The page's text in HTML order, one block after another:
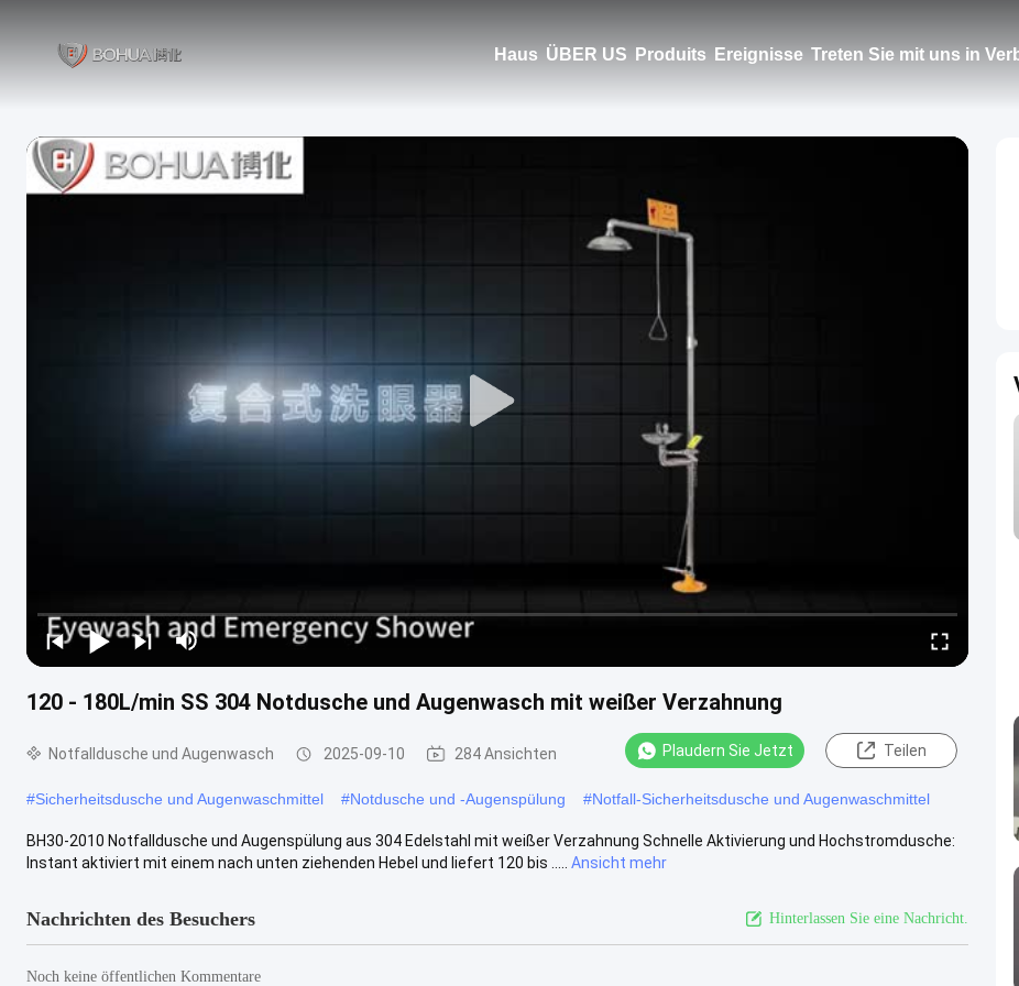
Haus ÜBER US Produits Ereignisse Treten Sie mit uns in
120 - 180L/min SS 304 Notdusche und Augenwasch mit weißer Verzahnung
Notfalldusche und Augenwasch 2025-09-10 284 Ansichten Plaudern Sie Jetzt Teilen
#Sicherheitsdusche und Augenwaschmittel #Notdusche und -Augenspülung #Notfall-Sicherheitsdusche und Augenwaschmittel
BH30-2010 Notfalldusche und Augenspülung aus 304 Edelstahl mit weißer Verzahnung Schnelle Aktivierung und Hochstromdusche:
Instant aktiviert mit einem nach unten ziehenden Hebel und liefert 120 bis .....
Ansicht mehr
Nachrichten des Besuchers Hinterlassen Sie eine Nachricht.
Noch keine öffentlichen Kommentare